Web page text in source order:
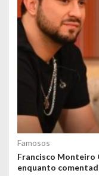
Famosos
Francisco Monteiro
enquanto